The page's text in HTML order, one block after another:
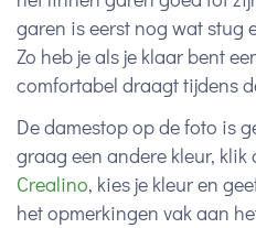
garen is eerst nog wat stug
Zo heb je als je klaar bent
comfortabel draagt tijdens
De damestop op de foto is
graag een andere kleur, klik
Crealino, kies je kleur en
het opmerkingen vak aan